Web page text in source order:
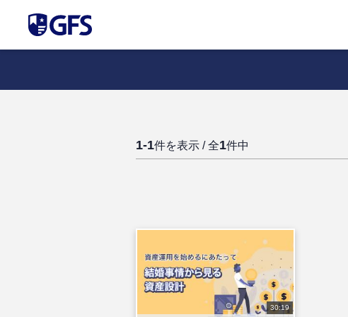
1-1件を表示 / 全1件中
30:19